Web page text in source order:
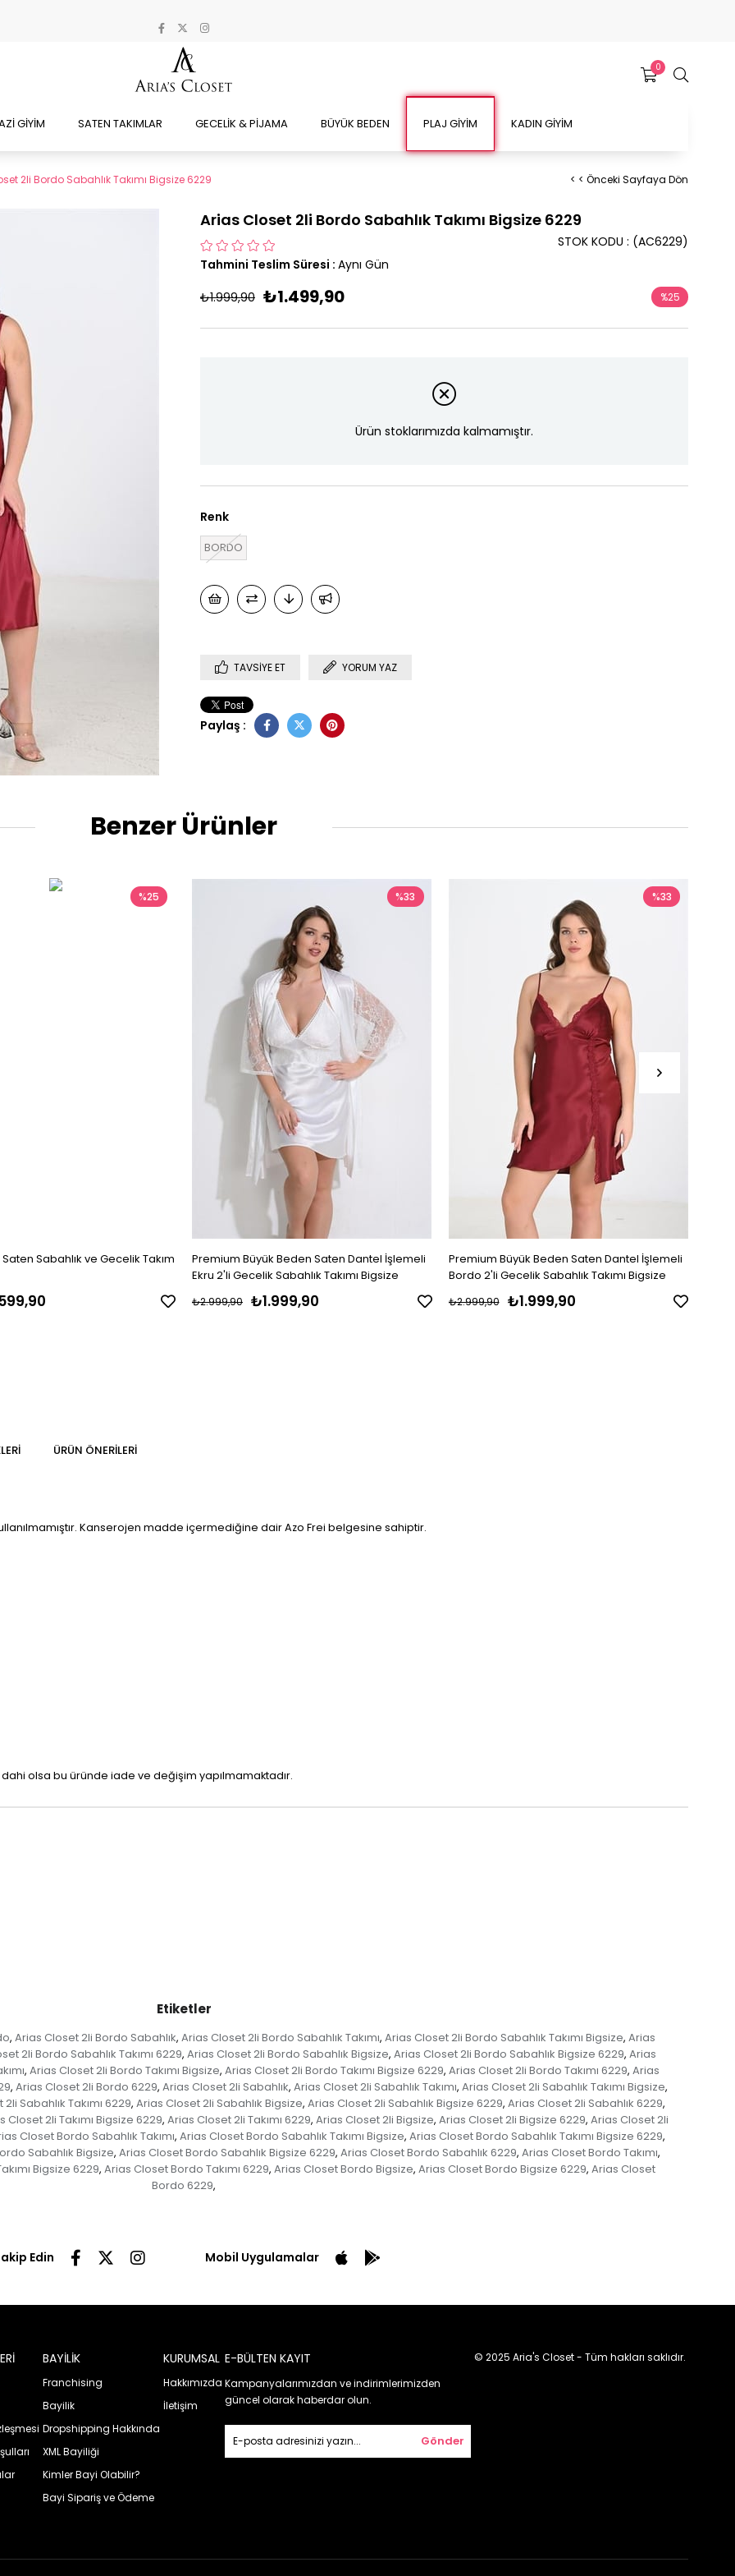
0
GİYİM SATEN TAKIMLAR GECELİK & PİJAMA BÜYÜK BEDEN PLAJ GİYİM KADIN GİYİM
2li Bordo Sabahlık Takımı Bigsize 6229 < < Önceki Sayfaya Dön
Arias Closet 2li Bordo Sabahlık Takımı Bigsize 6229
(AC6229)
STOK KODU
Tahmini Teslim Süresi : Aynı Gün
₺1.999,90 ₺1.499,90 %25
Ürün stoklarımızda kalmamıştır.
Renk
BORDO
TAVSIYE ET YORUM YAZ
Paylaş :
Benzer Ürünler
Sabahlık ve Gecelik Takım
%25
Premium Büyük Beden Saten Dantel İşlemeli
Ekru 2'li Gecelik Sabahlık Takımı Bigsize
₺1.999,90
₺2.999,90
%33
Premium Büyük Beden Saten Dantel İşlemeli
Bordo 2'li Gecelik Sabahlık Takımı Bigsize
₺1.999,90
₺2.999,90
%33
ÜRÜN ÖNERILERI
Kanserojen madde içermediğine dair Azo Frei belgesine sahiptir.
olsa bu üründe iade ve değişim yapılmamaktadır.
Etiketler
, Arias Closet 2li Bordo Sabahlık, Arias Closet 2li Bordo Sabahlık Takımı, Arias Closet 2li Bordo Sabahlık Takımı Bigsize, Arias
2li Bordo Sabahlık Takımı 6229, Arias Closet 2li Bordo Sabahlık Bigsize, Arias Closet 2li Bordo Sabahlık Bigsize 6229, Arias
, Arias Closet 2li Bordo Takımı Bigsize, Arias Closet 2li Bordo Takımı Bigsize 6229, Arias Closet 2li Bordo Takımı 6229, Arias
, Arias Closet 2li Bordo 6229, Arias Closet 2li Sabahlık, Arias Closet 2li Sabahlık Takımı, Arias Closet 2li Sabahlık Takımı Bigsize,
Sabahlık Takımı 6229, Arias Closet 2li Sabahlık Bigsize, Arias Closet 2li Sabahlık Bigsize 6229, Arias Closet 2li Sabahlık 6229,
Closet 2li Takımı Bigsize 6229, Arias Closet 2li Takımı 6229, Arias Closet 2li Bigsize, Arias Closet 2li Bigsize 6229, Arias Closet 2li
Closet Bordo Sabahlık Takımı, Arias Closet Bordo Sabahlık Takımı Bigsize, Arias Closet Bordo Sabahlık Takımı Bigsize 6229,
Sabahlık Bigsize, Arias Closet Bordo Sabahlık Bigsize 6229, Arias Closet Bordo Sabahlık 6229, Arias Closet Bordo Takımı,
Bigsize 6229, Arias Closet Bordo Takımı 6229, Arias Closet Bordo Bigsize, Arias Closet Bordo Bigsize 6229, Arias Closet
Bordo 6229,
Edin Mobil Uygulamalar
BAYİLİK
Franchising
Bayilik
Dropshipping Hakkında
XML Bayiliği
Kimler Bayi Olabilir?
Bayi Sipariş ve Ödeme
KURUMSAL
Hakkımızda
İletişim
E-BÜLTEN KAYIT
Kampanyalarımızdan ve indirimlerimizden
güncel olarak haberdar olun.
Gönder
© 2025 Aria's Closet - Tüm hakları saklıdır.